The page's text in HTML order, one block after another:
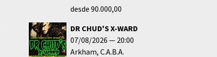
desde 90.000,00
DR CHUD'S X-WARD
07/08/2026
20:00
Arkham C.A.B.A.